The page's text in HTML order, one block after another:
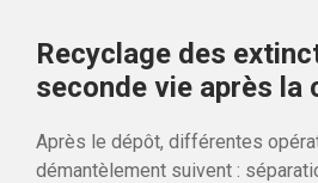
Recyclage des
seconde vie après la
Après le dépôt, différentes
démantèlement suivent :